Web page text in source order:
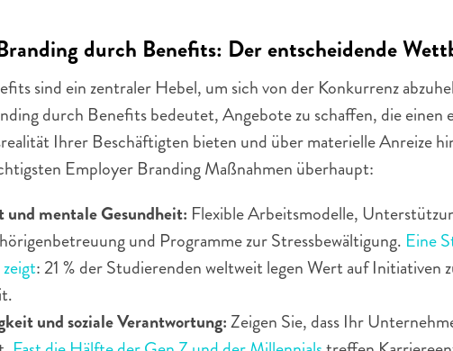
durch Benefits: Der entscheidende
sind ein zentraler Hebel, um sich von der Konkurrenz
durch Benefits bedeutet, Angebote zu schaffen, die
Ihrer Beschäftigten bieten und über materielle Anreize
Employer Branding Maßnahmen überhaupt:
mentale Gesundheit: Flexible Arbeitsmodelle,
und Programme zur Stressbewältigung. Eine
: 21 % der Studierenden weltweit legen Wert auf Initiativen
und soziale Verantwortung: Zeigen Sie, dass Ihr